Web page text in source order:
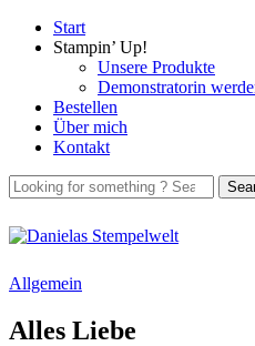
Start
Stampin’ Up!
Unsere Produkte
Demonstratorin
Bestellen
Über mich
Kontakt
Allgemein
Alles Liebe